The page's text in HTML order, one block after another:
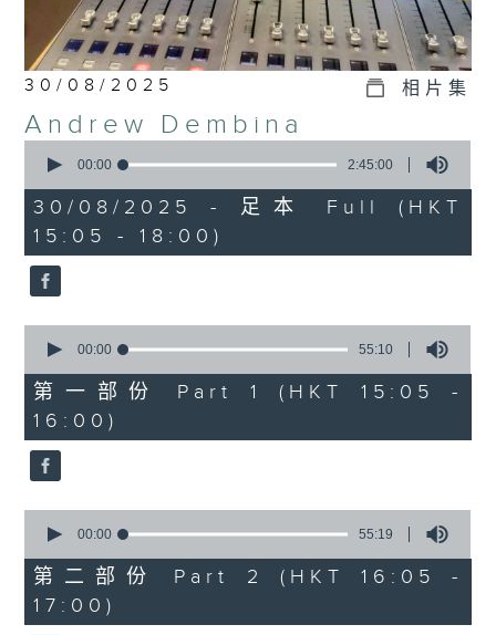
30/08/2025 相片集
Andrew Dembina
seconds
2
hours,
45
minutes,
0
seconds
00:00 2:45:00
30/08/2025 - 足本 Full (HKT
15:05 - 18:00)
seconds
55
minutes,
10
seconds
00:00 55:10
第一部份 Part 1 (HKT 15:05 -
16:00)
seconds
55
minutes,
19
seconds
00:00 55:19
第二部份 Part 2 (HKT 16:05 -
17:00)